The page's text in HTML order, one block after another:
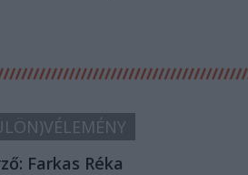
Farkas Réka